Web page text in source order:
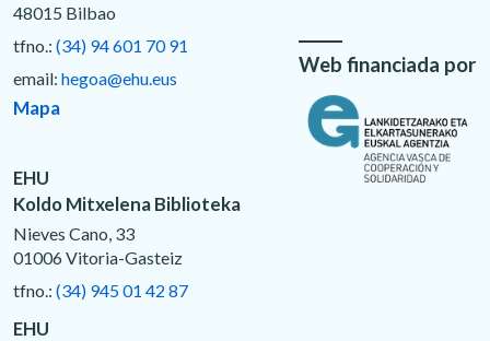
48015 Bilbao
tfno.: (34) 94 601 70 91
email: hegoa@ehu.eus
Mapa
EHU
Koldo Mitxelena Biblioteka
Nieves Cano, 33
01006 Vitoria-Gasteiz
tfno.: (34) 945 01 42 87
EHU
Web financiada por